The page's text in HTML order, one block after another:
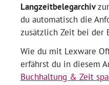
Langzeitbelegarchiv
du automatisch die
zusätzlich Zeit bei der
Wie du mit Lexware
erfährst du in diesem
Buchhaltung & Zeit